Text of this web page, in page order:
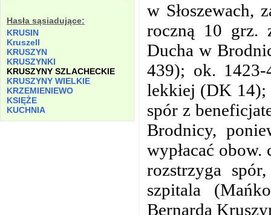
Hasła sąsiadujące:
KRUSIN
Kruszell
KRUSZYN
KRUSZYNKI
KRUSZYNY SZLACHECKIE
KRUSZYNY WIELKIE
KRZEMIENIEWO
KSIĘŻE
KUCHNIA
w Słoszewach,
roczną 10 grz.
Ducha w
439); ok.
lekkiej (DK 14);
spór z
Brodnicy,
wypłacać
rozstrzyga
szpitala
Bernarda